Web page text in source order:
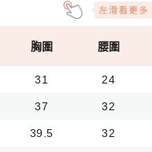
胸圍 腰圍
31 24
37 32
39.5 32